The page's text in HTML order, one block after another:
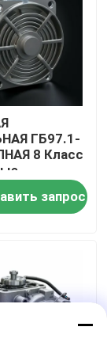
ГБ97.1-
8 Класс
запрос